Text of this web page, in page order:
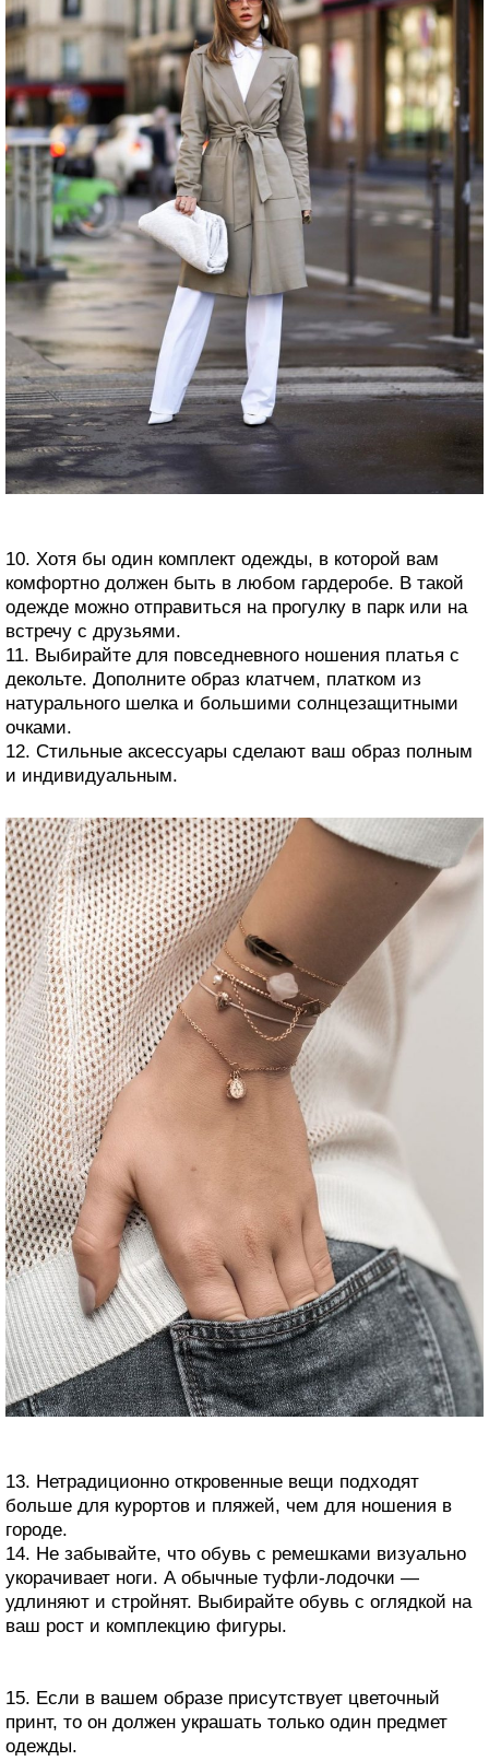
10. Хотя бы один комплект одежды, в которой вам
комфортно должен быть в любом гардеробе. В такой
одежде можно отправиться на прогулку в парк или на
встречу с друзьями.
11. Выбирайте для повседневного ношения платья с
декольте. Дополните образ клатчем, платком из
натурального шелка и большими солнцезащитными
очками.
12. Стильные аксессуары сделают ваш образ полным
и индивидуальным.
13. Нетрадиционно откровенные вещи подходят
больше для курортов и пляжей, чем для ношения в
городе.
14. Не забывайте, что обувь с ремешками визуально
укорачивает ноги. А обычные туфли-лодочки —
удлиняют и стройнят. Выбирайте обувь с оглядкой на
ваш рост и комплекцию фигуры.
15. Если в вашем образе присутствует цветочный
принт, то он должен украшать только один предмет
одежды.